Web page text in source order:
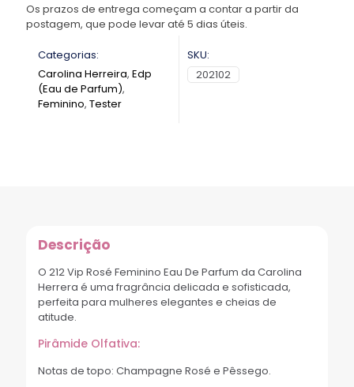
Os prazos de entrega começam a contar a partir da
postagem, que pode levar até 5 dias úteis.
Categorias:
Carolina Herreira, Edp
(Eau de Parfum),
Feminino, Tester
SKU:
202102
Descrição
O 212 Vip Rosé Feminino Eau De Parfum da Carolina
Herrera é uma fragrância delicada e sofisticada,
perfeita para mulheres elegantes e cheias de
atitude.
Pirâmide Olfativa:
Notas de topo: Champagne Rosé e Pêssego.